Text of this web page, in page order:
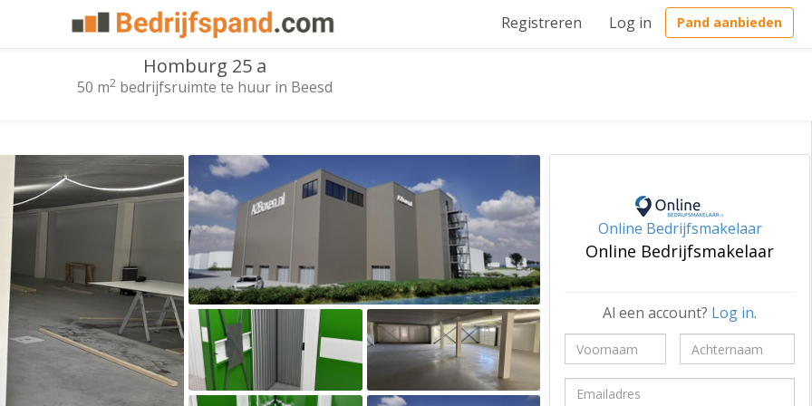
Registreren Log in Pand aanbieden
Homburg 25 a
50 m2 bedrijfsruimte te huur in Beesd
Online Bedrijfsmakelaar
Online Bedrijfsmakelaar
Al een account? Log in.